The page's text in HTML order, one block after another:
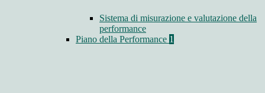
Sistema di misurazione e valutazione della
performance
Piano della Performance 1